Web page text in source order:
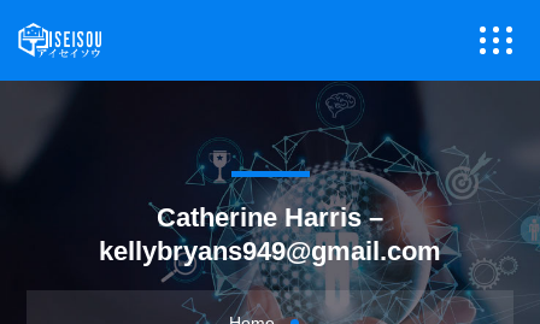
Catherine Harris –
kellybryans949@gmail.com